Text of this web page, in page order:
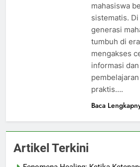
mahasiswa
sistematis.
generasi
tumbuh di
mengakses
informasi
praktis….
Baca
Artikel Terkini